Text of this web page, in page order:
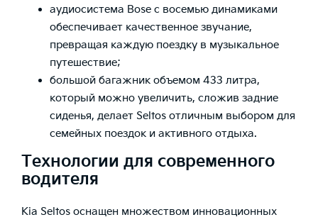
аудиосистема Bose с восемью динамиками
обеспечивает качественное звучание,
превращая каждую поездку в музыкальное
путешествие;
большой багажник объемом 433 литра,
который можно увеличить, сложив задние
сиденья, делает Seltos отличным выбором для
семейных поездок и активного отдыха.
Технологии для современного
водителя
Kia Seltos оснащен множеством инновационных